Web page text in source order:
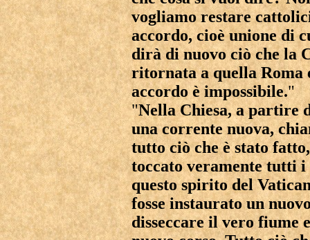
vogliamo restare
accordo, cioè unione di
dirà di nuovo ciò che la
ritornata a quella Roma
accordo è impossibile."
"Nella Chiesa, a partire
una corrente nuova,
tutto ciò che è stato
toccato veramente tutti i
questo spirito del
fosse instaurato un
disseccare il vero fiume